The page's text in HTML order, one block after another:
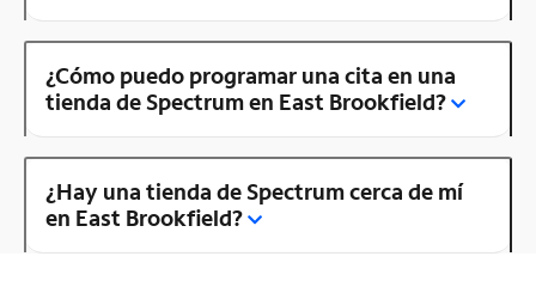
¿Cómo puedo programar una cita en una
tienda de Spectrum en East Brookfield?
¿Hay una tienda de Spectrum cerca de mí
en East Brookfield?